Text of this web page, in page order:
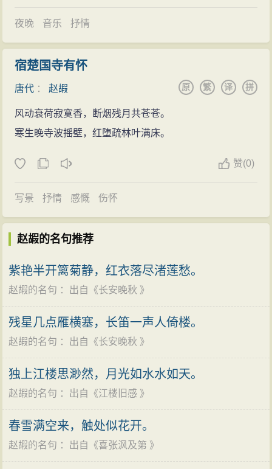
夜晚 音乐 抒情
宿楚国寺有怀
唐代 ：赵嘏 拼
译
繁
原
风动衰荷寂寞香，断烟残月共苍苍。
寒生晚寺波摇壁，红堕疏林叶满床。
赞(0)
写景 抒情 感慨 伤怀
赵嘏的名句推荐
紫艳半开篱菊静，红衣落尽渚莲愁。
赵嘏的名句 ：出自《长安晚秋 》
残星几点雁横塞，长笛一声人倚楼。
赵嘏的名句 ：出自《长安晚秋 》
独上江楼思渺然，月光如水水如天。
赵嘏的名句 ：出自《江楼旧感 》
春雪满空来，触处似花开。
赵嘏的名句 ：出自《喜张沨及第 》